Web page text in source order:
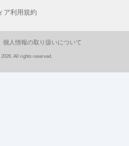
ア利用規約
個人情報の取り扱いについて
All rights reserved.